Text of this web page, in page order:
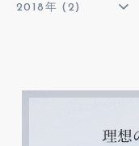
2018年 (2)